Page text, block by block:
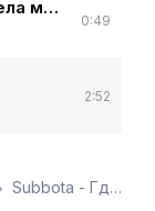
Эх зима зима зима все свела меня с ума
0:49
2:52
Subbota - Где то там (Impulse Remix)